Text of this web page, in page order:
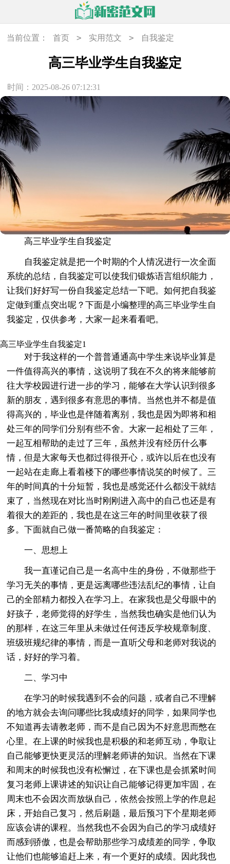
当前位置： 首页 > 实用范文 > 自我鉴定
高三毕业学生自我鉴定
时间：2025-08-26 07:12:31
高三毕业学生自我鉴定
自我鉴定就是把一个时期的个人情况进行一次全面
系统的总结，自我鉴定可以使我们锻炼语言组织能力，
让我们好好写一份自我鉴定总结一下吧。如何把自我鉴
定做到重点突出呢？下面是小编整理的高三毕业学生自
我鉴定，仅供参考，大家一起来看看吧。
高三毕业学生自我鉴定1
对于我这样的一个普普通通高中学生来说毕业算是
一件值得高兴的事情，这说明了我在不久的将来能够前
往大学校园进行进一步的学习，能够在大学认识到很多
新的朋友，遇到很多有意思的事情。当然也并不都是值
得高兴的，毕业也是伴随着离别，我也是因为即将和相
处三年的同学们分别有些不舍。大家一起相处了三年，
一起互相帮助的走过了三年，虽然并没有经历什么事
情，但是大家每天也都过得很开心，或许以后在也没有
一起站在走廊上看着楼下的哪些事情说笑的时候了。三
年的时间真的十分短暂，我也是感觉还什么都没干就结
束了，当然现在对比当时刚刚进入高中的自己也还是有
着很大的差距的，我也是在这三年的时间里收获了很
多。下面就自己做一番简略的自我鉴定：
一、思想上
我一直谨记自己是一名高中生的身份，不做那些于
学习无关的事情，更是远离哪些违法乱纪的事情，让自
己的全部精力都投入在学习上。在家我也是父母眼中的
好孩子，老师觉得的好学生，当然我也确实是他们认为
的那样，在这三年里从未做过任何违反学校规章制度、
班级班规纪律的事情，而是一直听父母和老师对我说的
话，好好的学习着。
二、学习中
在学习的时候我遇到不会的问题，或者自己不理解
的地方就会去询问哪些比我成绩好的同学，如果同学也
不知道再去请教老师，而不是自己因为不好意思而憋在
心里。在上课的时候我也是积极的和老师互动，争取让
自己能够更快更灵活的理解老师讲的知识。当然在下课
和周末的时候我也没有松懈过，在下课也是会抓紧时间
复习老师上课讲述的知识让自己能够记得更加牢固，在
周末也不会因次而放纵自己，依然会按照上学的作息起
床，开始自己复习，然后刷题，最后预习下个星期老师
应该会讲的课程。当然我也不会因为自己的学习成绩好
而感到骄傲，也是会帮助那些学习成绩差的同学，争取
让他们也能够追赶上来，有一个更好的成绩。因此我也